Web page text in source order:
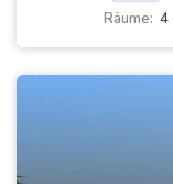
Räume: 4